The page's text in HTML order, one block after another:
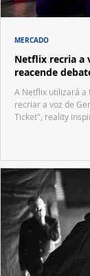
Netflix recria a
reacende
A Netflix utilizará a
recriar a voz de
Ticket", reality
MERCADO